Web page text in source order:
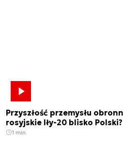
Przyszłość przemysłu
rosyjskie Iły-20 blisko
1 min.